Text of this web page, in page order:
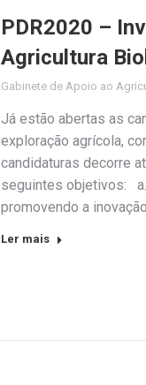
PDR2020 –
Agricultura
Gabinete de Apoio ao
Já estão abertas as
exploração agrícola,
candidaturas decorre
seguintes objetivos:
promovendo a
Ler mais